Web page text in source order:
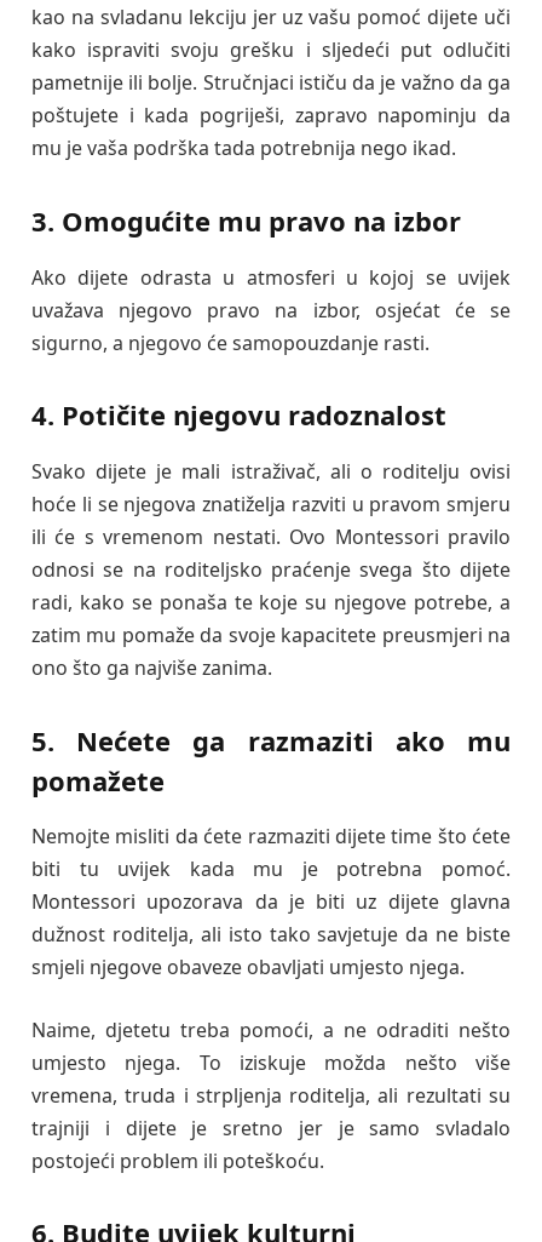
kao na svladanu lekciju jer uz vašu pomoć dijete uči
kako ispraviti svoju grešku i sljedeći put odlučiti
pametnije ili bolje. Stručnjaci ističu da je važno da ga
poštujete i kada pogriješi, zapravo napominju da
mu je vaša podrška tada potrebnija nego ikad.
3. Omogućite mu pravo na izbor
Ako dijete odrasta u atmosferi u kojoj se uvijek
uvažava njegovo pravo na izbor, osjećat će se
sigurno, a njegovo će samopouzdanje rasti.
4. Potičite njegovu radoznalost
Svako dijete je mali istraživač, ali o roditelju ovisi
hoće li se njegova znatiželja razviti u pravom smjeru
ili će s vremenom nestati. Ovo Montessori pravilo
odnosi se na roditeljsko praćenje svega što dijete
radi, kako se ponaša te koje su njegove potrebe, a
zatim mu pomaže da svoje kapacitete preusmjeri na
ono što ga najviše zanima.
5. Nećete ga razmaziti ako mu
pomažete
Nemojte misliti da ćete razmaziti dijete time što ćete
biti tu uvijek kada mu je potrebna pomoć.
Montessori upozorava da je biti uz dijete glavna
dužnost roditelja, ali isto tako savjetuje da ne biste
smjeli njegove obaveze obavljati umjesto njega.
Naime, djetetu treba pomoći, a ne odraditi nešto
umjesto njega. To iziskuje možda nešto više
vremena, truda i strpljenja roditelja, ali rezultati su
trajniji i dijete je sretno jer je samo svladalo
postojeći problem ili poteškoću.
6. Budite uvijek kulturni